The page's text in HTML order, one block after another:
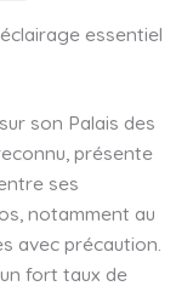
essentiel
son Palais des
présente
ses
notamment au
avec précaution.
fort taux de